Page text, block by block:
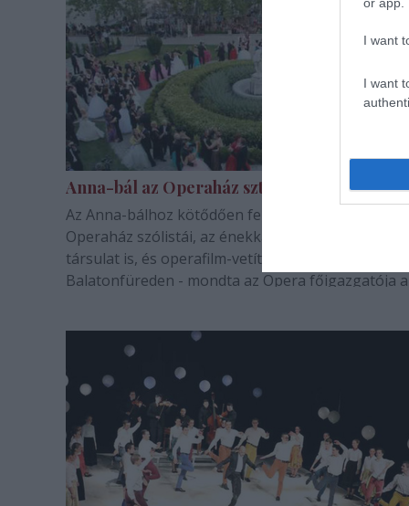
I want
I want
Anna-bál az Operaház sztárjaival Füreden
Az Anna-bálhoz kötődően fellépnek a Magyar
Operaház szólistái, az énekkar, a zenekar és a
társulat is, és operafilm-vetítést is rendeznek
Balatonfüreden - mondta az Opera főigazgatója